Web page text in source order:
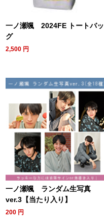
一ノ瀬颯 2024FE トートバッ
グ
2,500 円
一ノ瀬颯 ランダム生写真
ver.3【当たり入り】
200 円